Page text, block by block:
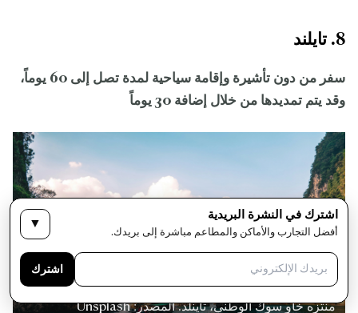
8. تايلند
سفر من دون تأشيرة وإقامة سياحية لمدة تصل إلى 60 يوماً،
وقد يتم تمديدها من خلال إضافة 30 يوماً
منتزه خاو سوك الوطني، تاينلد. المصدر: Unsplash
اشترك في النشرة البريدية
أفضل التجارب والأماكن والمطاعم مباشرة إلى بريدك.
▼
اشترك